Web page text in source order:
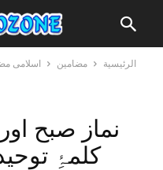
الرئيسية مضامین اسلامی
نماز صبح
کلمۂِ